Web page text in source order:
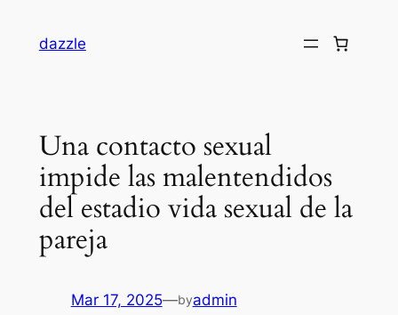
dazzle
Una contacto sexual
impide las malentendidos
del estadio vida sexual de la
pareja
Mar 17, 2025—byadmin